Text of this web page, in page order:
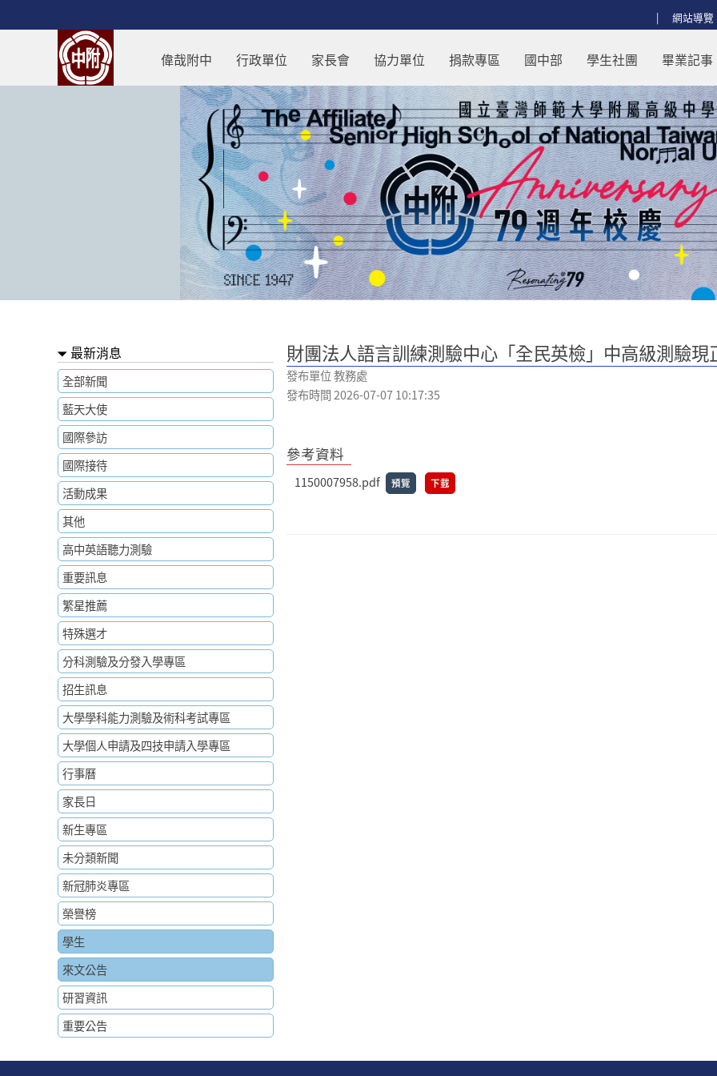
網站導覽
財團法人語言訓練測驗中心「全民英檢」中高級測驗現正報名中 - 回
偉哉附中 行政單位 家長會 協力單位 捐款專區 國中部 學生社團 畢業記事
:::
最新消息
全部新聞
藍天大使
國際參訪
國際接待
活動成果
其他
高中英語聽力測驗
重要訊息
繁星推薦
特殊選才
分科測驗及分發入學專區
招生訊息
大學學科能力測驗及術科考試專區
大學個人申請及四技申請入學專區
行事曆
家長日
新生專區
未分類新聞
新冠肺炎專區
榮譽榜
學生
來文公告
研習資訊
重要公告
財團法人語言訓練測驗中心「全民英檢」中高級測驗現
發布單位 教務處
發布時間 2026-07-07 10:17:35
參考資料
1150007958.pdf 預覽 下載